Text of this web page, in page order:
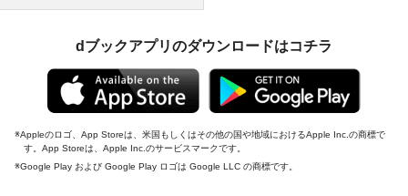
dブックアプリのダウンロードはコチラ
Appleのロゴ、App Storeは、米国もしくはその他の国や地域におけるApple Inc.の商標で
す。App Storeは、Apple Inc.のサービスマークです。
Google Play および Google Play ロゴは Google LLC の商標です。